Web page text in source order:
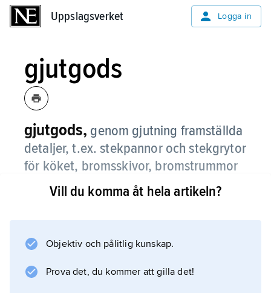
Uppslagsverket Logga in
gjutgods
gjutgods, genom gjutning framställda
detaljer, t.ex. stekpannor och stekgrytor
för köket, bromsskivor, bromstrummor
och motorblock för bilar.
utgjordes av gjutjärnsgjutgods och ca 10 % av
stål och kopparlegeringar.
Vill du komma åt hela artikeln?
Objektiv och pålitlig kunskap.
Prova det, du kommer att gilla det!